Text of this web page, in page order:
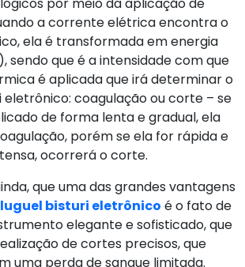
a corrente elétrica encontra o
ela é transformada em energia
sendo que é a intensidade com que
é aplicada que irá determinar o
coagulação ou corte – se
de forma lenta e gradual, ela
porém se ela for rápida e
ocorrerá o corte.
que uma das grandes vantagens
bisturi eletrônico é o fato de
elegante e sofisticado, que
de cortes precisos, que
uma perda de sangue limitada.